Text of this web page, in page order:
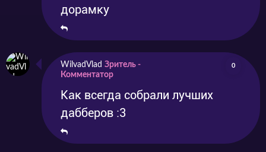
дорамку
WilvadVlad Зритель -
Комментатор
0
Как всегда собрали лучших
дабберов :3